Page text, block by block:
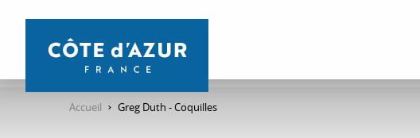
contenu
Accueil Greg Duth - Coquilles